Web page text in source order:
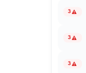
3
3
3